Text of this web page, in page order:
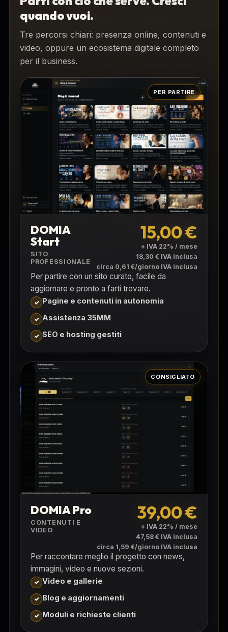
quando vuoi.
Tre percorsi chiari: presenza online, contenuti e
video, oppure un ecosistema digitale completo
per il business.
PER PARTIRE
DOMIA
Start
SITO
PROFESSIONALE
15,00 €
+ IVA 22% / mese
18,30 € IVA inclusa
circa 0,61 €/giorno IVA inclusa
Per partire con un sito curato, facile da
aggiornare e pronto a farti trovare.
Pagine e contenuti in autonomia
Assistenza 35MM
SEO e hosting gestiti
CONSIGLIATO
DOMIA Pro
CONTENUTI E
VIDEO
39,00 €
+ IVA 22% / mese
47,58 € IVA inclusa
circa 1,59 €/giorno IVA inclusa
Per raccontare meglio il progetto con news,
immagini, video e nuove sezioni.
Video e gallerie
Blog e aggiornamenti
Moduli e richieste clienti